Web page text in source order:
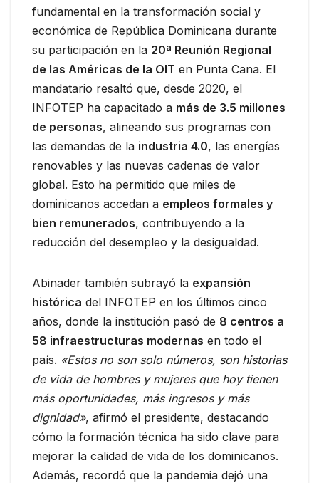
fundamental en la transformación social y
económica de República Dominicana durante
su participación en la 20ª Reunión Regional
de las Américas de la OIT en Punta Cana. El
mandatario resaltó que, desde 2020, el
INFOTEP ha capacitado a más de 3.5 millones
de personas, alineando sus programas con
las demandas de la industria 4.0, las energías
renovables y las nuevas cadenas de valor
global. Esto ha permitido que miles de
dominicanos accedan a empleos formales y
bien remunerados, contribuyendo a la
reducción del desempleo y la desigualdad.
Abinader también subrayó la expansión
histórica del INFOTEP en los últimos cinco
años, donde la institución pasó de 8 centros a
58 infraestructuras modernas en todo el
país. «Estos no son solo números, son historias
de vida de hombres y mujeres que hoy tienen
más oportunidades, más ingresos y más
dignidad», afirmó el presidente, destacando
cómo la formación técnica ha sido clave para
mejorar la calidad de vida de los dominicanos.
Además, recordó que la pandemia dejó una